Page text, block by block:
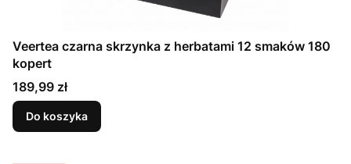
Veertea czarna skrzynka z herbatami 12 smaków 180
kopert
Cena
189,99 zł
Do koszyka